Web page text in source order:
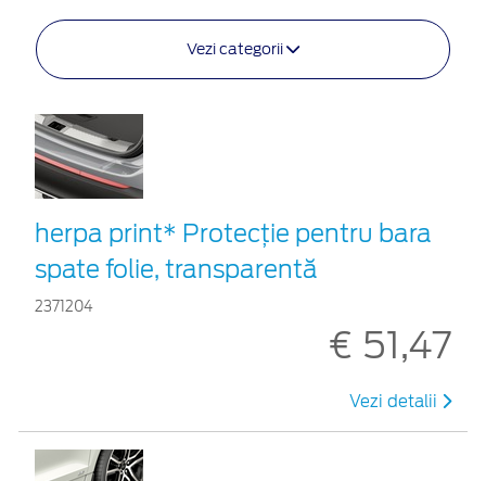
Vezi categorii
herpa print* Protecţie pentru bara
spate folie, transparentă
2371204
€ 51,47
Vezi detalii